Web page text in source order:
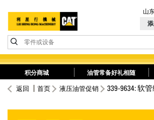
零件或设备
山
积分商城 油管常备好礼相随
返回 首页 液压油管促销 339-9634: 软